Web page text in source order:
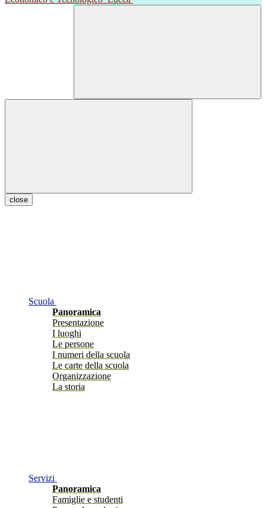
close
Scuola
Panoramica
Presentazione
I luoghi
Le persone
I numeri della scuola
Le carte della scuola
Organizzazione
La storia
Servizi
Panoramica
Famiglie e studenti